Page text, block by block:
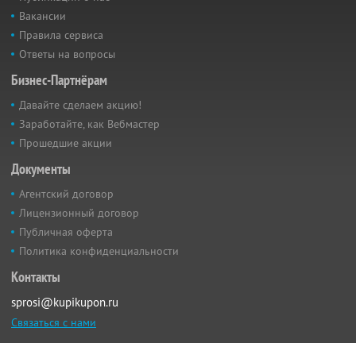
Вакансии
Правила сервиса
Ответы на вопросы
Бизнес-Партнёрам
Давайте сделаем акцию!
Заработайте, как Вебмастер
Прошедшие акции
Документы
Агентский договор
Лицензионный договор
Публичная оферта
Политика конфиденциальности
Контакты
sprosi@kupikupon.ru
Связаться с нами